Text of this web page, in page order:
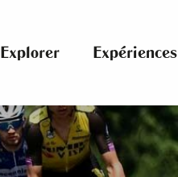
Explorer
Expériences